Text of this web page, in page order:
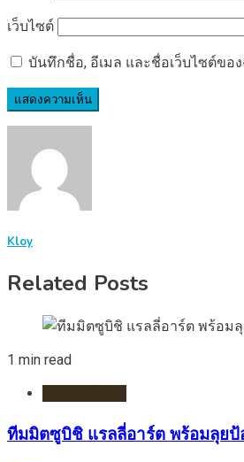
เว็บไซต์
บันทึกชื่อ, อีเมล และชื่อเว็บไซต์ขอ
Kloy
Related Posts
1 min read
ทีมมิตซูบิชิ แรลลี่อาร์ต พร้อมลุยป้